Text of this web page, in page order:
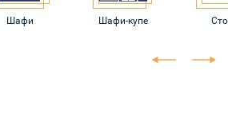
Шафи Шафи-купе